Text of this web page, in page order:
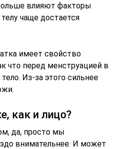
влияют факторы
чаще достается
имеет свойство
что перед менструацией в
Из-за этого сильнее
как и лицо?
да, просто мы
внимательнее. И может